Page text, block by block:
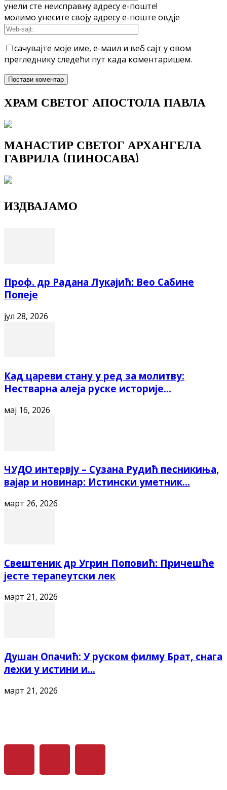
унели сте неисправну адресу е-поште!
молимо унесите своју адресу е-поште овдје
сачувајте моје име, е-маил и веб сајт у овом
прегледнику следећи пут када коментаришем.
ХРАМ СВЕТОГ АПОСТОЛА ПАВЛА
МАНАСТИР СВЕТОГ АРХАНГЕЛА
ГАВРИЛА (ПИНОСАВА)
ИЗДВАЈАМО
Проф. др Радана Лукајић: Вео Сабине
Попеје
јул 28, 2026
Кад цареви стану у ред за молитву:
Нестварна алеја руске историје...
мај 16, 2026
ЧУДО интервју – Сузана Рудић песникиња,
вајар и новинар: Истински уметник...
март 26, 2026
Свештеник др Угрин Поповић: Причешће
јесте терапеутски лек
март 21, 2026
Душан Опачић: У руском филму Брат, снага
лежи у истини и...
март 21, 2026